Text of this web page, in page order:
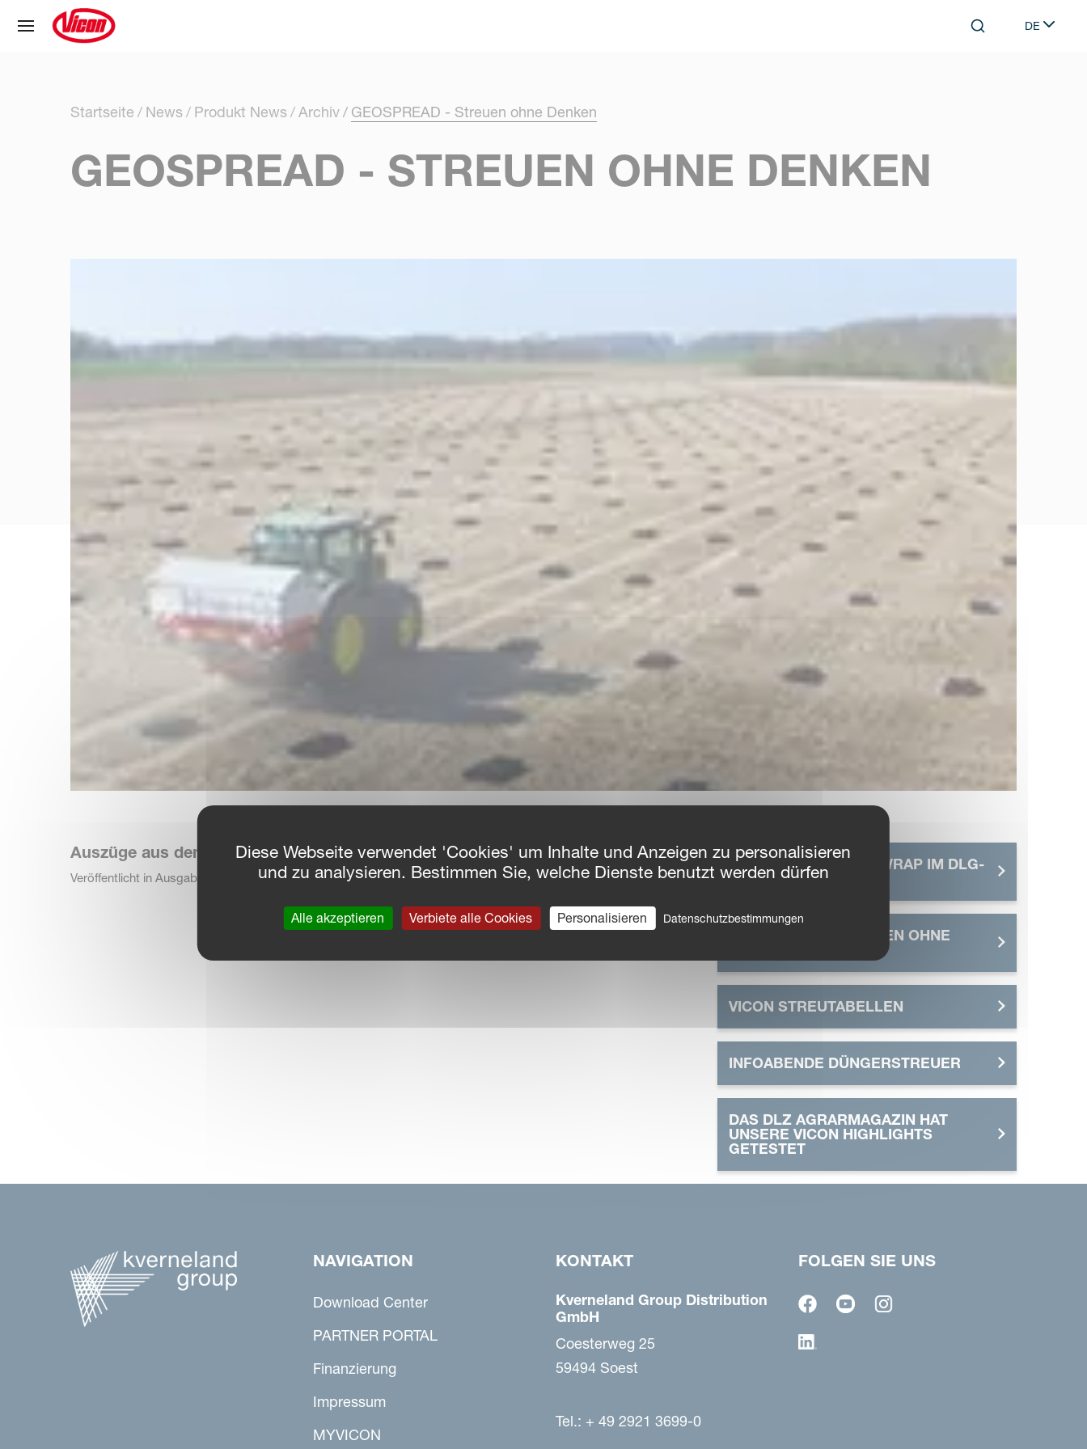
Search DE
Select
Startseite News Produkt News Archiv GEOSPREAD - Streuen ohne Denken
GEOSPREAD - STREUEN OHNE DENKEN
Auszüge aus dem profi Test
Veröffentlicht in Ausgabe12/2015 – Bericht von Anja Böhrnsen
VICON RV 5216 FLEXIWRAP IM DLG-
FOKUSTEST
GEOSPREAD - STREUEN OHNE
VICON STREUTABELLEN
INFOABENDE DÜNGERSTREUER
DAS DLZ AGRARMAGAZIN HAT
UNSERE VICON HIGHLIGHTS
GETESTET
NAVIGATION
Download Center
PARTNER PORTAL
Finanzierung
Impressum
MYVICON
KONTAKT
Kverneland Group Distribution
GmbH
Coesterweg 25
59494 Soest
Tel.: + 49 2921 3699-0
FOLGEN SIE UNS
Cookie-Einstellungen
Diese Webseite verwendet 'Cookies' um Inhalte und Anzeigen zu personalisieren
und zu analysieren. Bestimmen Sie, welche Dienste benutzt werden dürfen
Alle akzeptieren Verbiete alle Cookies Personalisieren Datenschutzbestimmungen